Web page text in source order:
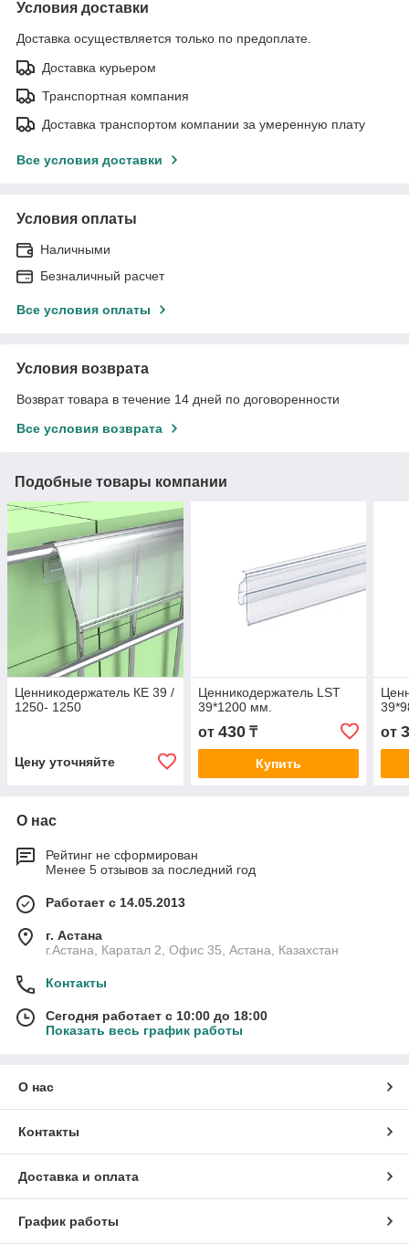
Условия доставки
Доставка осуществляется только по предоплате.
Доставка курьером
Транспортная компания
Доставка транспортом компании за умеренную плату
Все условия доставки
Условия оплаты
Наличными
Безналичный расчет
Все условия оплаты
Условия возврата
Возврат товара в течение 14 дней по договоренности
Все условия возврата
Подобные товары компании
Ценникодержатель КЕ 39 /
1250- 1250
Цену уточняйте
Ценникодержатель LST
39*1200 мм.
от 430₸
Купить
от
О нас
Рейтинг не сформирован
Менее 5 отзывов за последний год
Работает с 14.05.2013
г. Астана
г.Астана, Каратал 2, Офис 35, Астана, Казахстан
Контакты
Сегодня работает с 10:00 до 18:00
Показать весь график работы
О нас
Контакты
Доставка и оплата
График работы